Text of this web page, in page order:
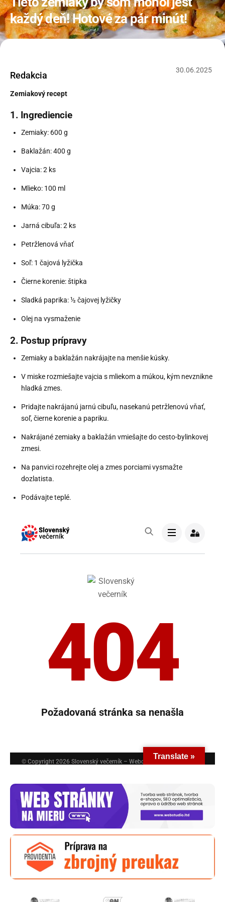
každý deň! Hotové za pár minút!
Redakcia 30.06.2025
Zemiakový recept
1. Ingrediencie
Zemiaky: 600 g
Baklažán: 400 g
Vajcia: 2 ks
Mlieko: 100 ml
Múka: 70 g
Jarná cibuľa: 2 ks
Petržlenová vňať
Soľ: 1 čajová lyžička
Čierne korenie: štipka
Sladká paprika: ½ čajovej lyžičky
Olej na vysmaženie
2. Postup prípravy
Zemiaky a baklažán nakrájajte na menšie kúsky.
V miske rozmiešajte vajcia s mliekom a múkou, kým nevznikne
hladká zmes.
Pridajte nakrájanú jarnú cibuľu, nasekanú petržlenovú vňať,
soľ, čierne korenie a papriku.
Nakrájané zemiaky a baklažán vmiešajte do cesto-bylinkovej
zmesi.
Na panvici rozehrejte olej a zmes porciami vysmažte
dozlatista.
Podávajte teplé.